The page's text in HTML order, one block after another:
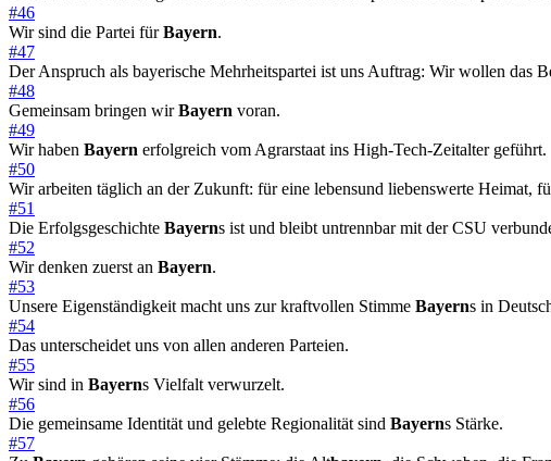
#46
Wir sind die Partei fürBayern.
#47
Der Anspruch als bayerische Mehrheitspartei ist uns Auftrag: Wir wollen das
#48
Gemeinsam bringen wirBayern voran.
#49
Wir haben Bayern erfolgreich vom Agrarstaat ins High-Tech-Zeitalter geführt.
#50
Wir arbeiten täglich an der Zukunft: für eine lebensund liebenswerte Heimat,
#51
Die Erfolgsgeschichte Bayerns ist und bleibt untrennbar mit der CSU
#52
Wir denken zuerst an Bayern.
#53
Unsere Eigenständigkeit macht uns zur kraftvollen Stimme Bayerns in
#54
Das unterscheidet uns von allen anderen Parteien.
#55
Wir sind in Bayerns Vielfalt verwurzelt.
#56
Die gemeinsame Identität und gelebte Regionalität sind Bayerns Stärke.
#57